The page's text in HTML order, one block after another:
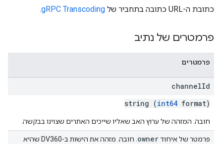
כתובת ה-URL כתובה בתחביר של gRPC Transcoding
.
פרמטרים של נתיב
פרמטרים
channelId
string (int64 format)
חובה. המזהה של ערוץ האב שאליו שייכים האתרים שצוינו בבקשה.
פרמטר של איחודowner
. חובה. מזהה את הישות ב-DV360 שהיא